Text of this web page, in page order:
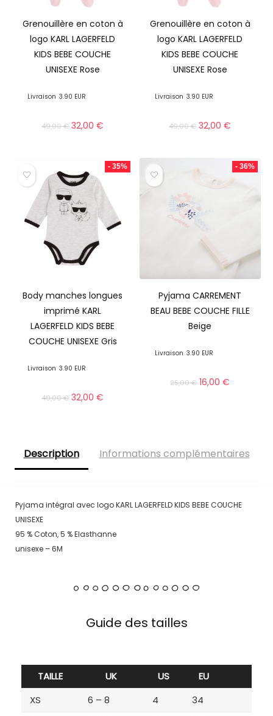
Grenouillère en coton à
logo KARL LAGERFELD
KIDS BEBE COUCHE
UNISEXE Rose
Livraison 3.90 EUR
49,00€ 32,00€
Grenouillère en coton à
logo KARL LAGERFELD
KIDS BEBE COUCHE
UNISEXE Rose
Livraison 3.90 EUR
49,00€ 32,00€
- 35%
Body manches longues
imprimé KARL
LAGERFELD KIDS BEBE
COUCHE UNISEXE Gris
Livraison 3.90 EUR
49,00€ 32,00€
- 36%
Pyjama CARREMENT
BEAU BEBE COUCHE FILLE
Beige
Livraison 3.90 EUR
25,00€ 16,00€
Description Informations complémentaires
Pyjama intégral avec logo KARL LAGERFELD KIDS BEBE COUCHE
UNISEXE
95 % Coton, 5 % Elasthanne
unisexe – 6M
Guide des tailles
TAILLE UK US
EU
XS
6 – 8 4
34